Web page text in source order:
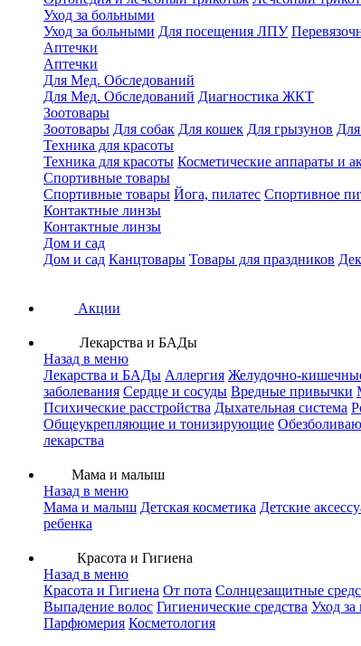
Уход за больными
Уход за больными Для посещения ЛПУ
Аптечки
Аптечки
Для Мед. Обследований
Для Мед. Обследований Диагностика ЖКТ
Зоотовары
Зоотовары Для собак Для кошек Для грызунов
Техника для красоты
Техника для красоты Косметические аппараты и
Спортивные товары
Спортивные товары Йога, пилатес Спортивное
Контактные линзы
Контактные линзы
Дом и сад
Дом и сад Канцтовары Товары для праздников
Акции
Лекарства и БАДы
Назад в меню
Лекарства и БАДы Аллергия Желудочно-
заболевания Сердце и сосуды Вредные привычки
Психические расстройства Дыхательная система
Общеукрепляющие и тонизирующие
лекарства
Мама и малыш
Назад в меню
Мама и малыш Детская косметика Детские
ребенка
Красота и Гигиена
Назад в меню
Красота и Гигиена От пота Солнцезащитные
Выпадение волос Гигиенические средства Уход за
Парфюмерия Косметология